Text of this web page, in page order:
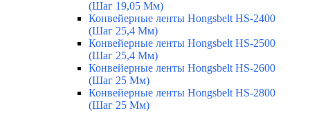
(Шаг 19,05 Мм)
Конвейерные ленты Hongsbelt HS-2400
(Шаг 25,4 Мм)
Конвейерные ленты Hongsbelt HS-2500
(Шаг 25,4 Мм)
Конвейерные ленты Hongsbelt HS-2600
(Шаг 25 Мм)
Конвейерные ленты Hongsbelt HS-2800
(Шаг 25 Мм)